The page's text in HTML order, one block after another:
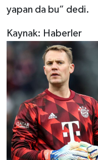
yapan da bu” dedi.
Kaynak: Haberler